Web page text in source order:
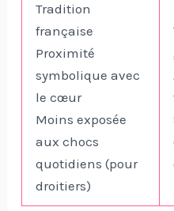
Tradition
française
Proximité
symbolique avec
le cœur
Moins exposée
aux chocs
quotidiens (pour
droitiers)